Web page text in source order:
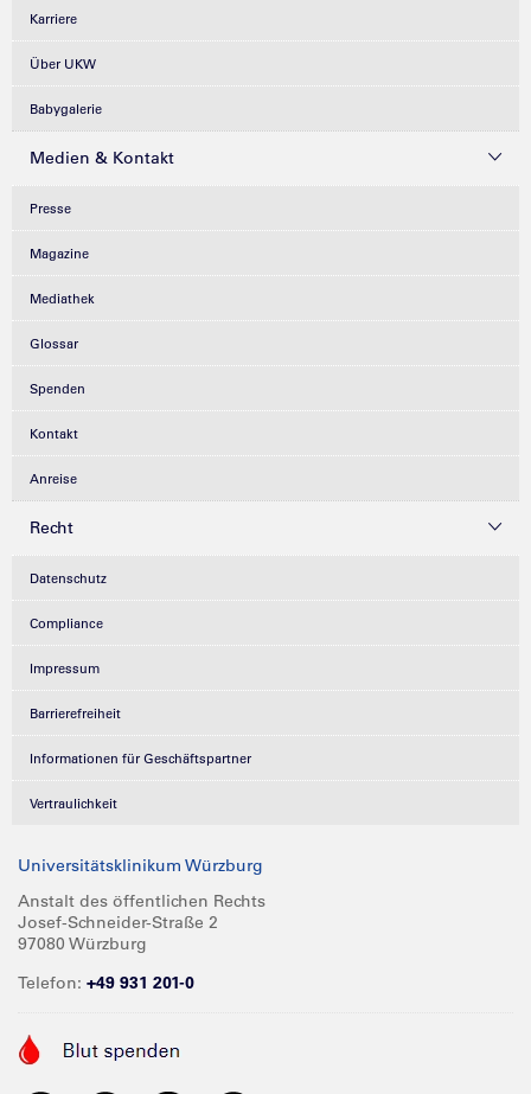
Karriere
Über UKW
Babygalerie
Medien & Kontakt
Presse
Magazine
Mediathek
Glossar
Spenden
Kontakt
Anreise
Recht
Datenschutz
Compliance
Impressum
Barrierefreiheit
Informationen für Geschäftspartner
Vertraulichkeit
Universitätsklinikum Würzburg
Anstalt des öffentlichen Rechts
Josef-Schneider-Straße 2
97080 Würzburg
Telefon: +49 931 201-0